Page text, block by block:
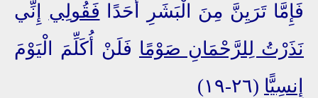
فَإِمَّا تَرَيِنَّ مِنَ الْبَشَرِ أَحَدًا فَقُولِي إِنِّي
نَذَرْتُ لِلرَّحْمَانِ صَوْمًا فَلَنْ أُكَلِّمَ الْيَوْمَ
إِنسِيًّا (٢٦-١٩)